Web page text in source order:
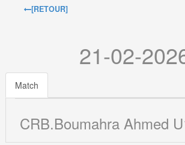
[RETOUR]
21-02-
Match
CRB.Boumahra Ahmed